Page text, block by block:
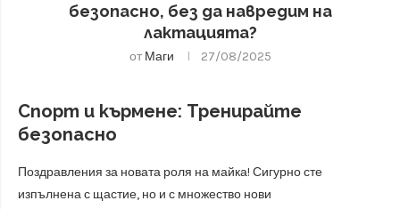
безопасно, без да навредим на
лактацията?
от Маги 27/08/2025
Спорт и кърмене: Тренирайте
безопасно
Поздравления за новата роля на майка! Сигурно сте
изпълнена с щастие, но и с множество нови